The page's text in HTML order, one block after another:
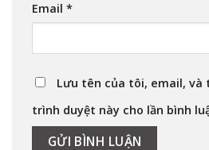
Email *
Lưu tên của tôi, email,
trình duyệt này cho lần bình